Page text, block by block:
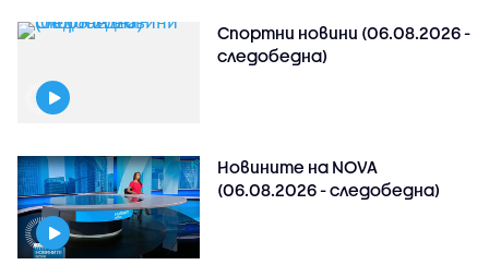
Спортни новини (06.08.2026 -
следобедна)
Новините на NOVA
(06.08.2026 - следобедна)